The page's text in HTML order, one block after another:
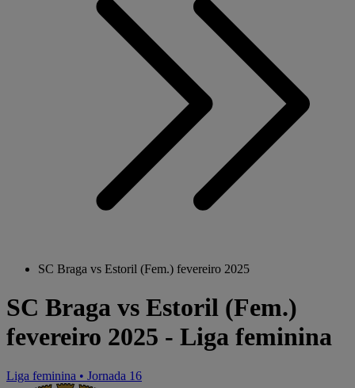
SC Braga vs Estoril (Fem.) fevereiro 2025
SC Braga vs Estoril (Fem.)
fevereiro 2025 - Liga feminina
Liga feminina • Jornada 16